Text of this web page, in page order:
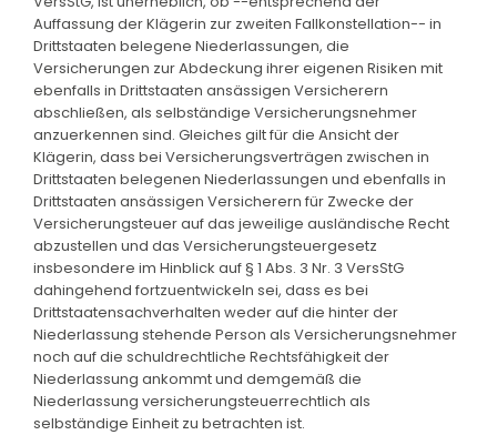
Auffassung der Klägerin zur zweiten Fallkonstellation-- in
Drittstaaten belegene Niederlassungen, die
Versicherungen zur Abdeckung ihrer eigenen Risiken mit
ebenfalls in Drittstaaten ansässigen Versicherern
abschließen, als selbständige Versicherungsnehmer
anzuerkennen sind. Gleiches gilt für die Ansicht der
Klägerin, dass bei Versicherungsverträgen zwischen in
Drittstaaten belegenen Niederlassungen und ebenfalls in
Drittstaaten ansässigen Versicherern für Zwecke der
Versicherungsteuer auf das jeweilige ausländische Recht
abzustellen und das Versicherungsteuergesetz
insbesondere im Hinblick auf § 1 Abs. 3 Nr. 3 VersStG
dahingehend fortzuentwickeln sei, dass es bei
Drittstaatensachverhalten weder auf die hinter der
Niederlassung stehende Person als Versicherungsnehmer
noch auf die schuldrechtliche Rechtsfähigkeit der
Niederlassung ankommt und demgemäß die
Niederlassung versicherungsteuerrechtlich als
selbständige Einheit zu betrachten ist.